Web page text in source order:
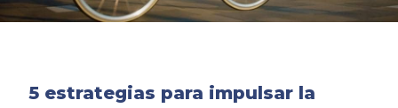
5 estrategias para impulsar la